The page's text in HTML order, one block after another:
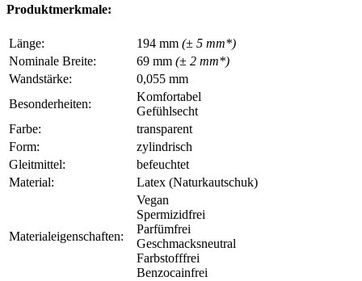
Produktmerkmale:
Länge: 194 mm (± 5 mm*)
Nominale Breite:
69 mm (± 2 mm*)
Wandstärke:
0,055 mm
Besonderheiten:
Komfortabel
Gefühlsecht
Farbe:
transparent
Form:
zylindrisch
Gleitmittel:
befeuchtet
Material:
Latex (Naturkautschuk)
Materialeigenschaften:
Vegan
Spermizidfrei
Parfümfrei
Geschmacksneutral
Farbstofffrei
Benzocainfrei